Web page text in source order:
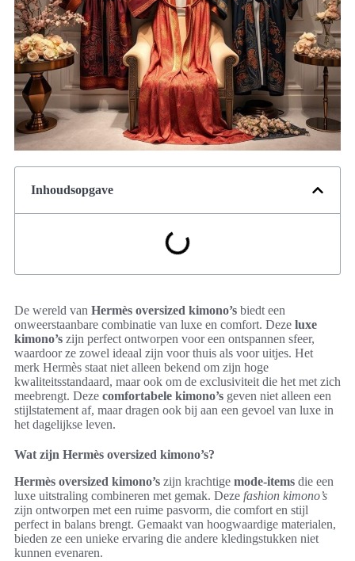
Inhoudsopgave
De wereld van Hermès oversized kimono’s biedt een
onweerstaanbare combinatie van luxe en comfort. Deze luxe
kimono’s zijn perfect ontworpen voor een ontspannen sfeer,
waardoor ze zowel ideaal zijn voor thuis als voor uitjes. Het
merk Hermès staat niet alleen bekend om zijn hoge
kwaliteitsstandaard, maar ook om de exclusiviteit die het met zich
meebrengt. Deze comfortabele kimono’s geven niet alleen een
stijlstatement af, maar dragen ook bij aan een gevoel van luxe in
het dagelijkse leven.
Wat zijn Hermès oversized kimono’s?
Hermès oversized kimono’s zijn krachtige mode-items die een
luxe uitstraling combineren met gemak. Deze fashion kimono’s
zijn ontworpen met een ruime pasvorm, die comfort en stijl
perfect in balans brengt. Gemaakt van hoogwaardige materialen,
bieden ze een unieke ervaring die andere kledingstukken niet
kunnen evenaren.